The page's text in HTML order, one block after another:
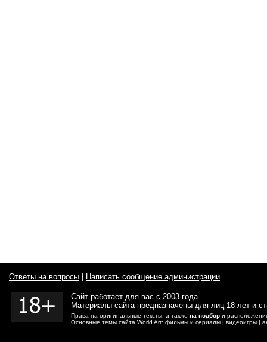
Ответы на вопросы Написать сообщение администрации
Сайт работает для вас с 2003 года.
Материалы сайта предназначены для лиц 18 лет и
Права на оригинальные тексты, а также на подбор и
Основные темы сайта World Art: фильмы и сериалы | видеоигры |